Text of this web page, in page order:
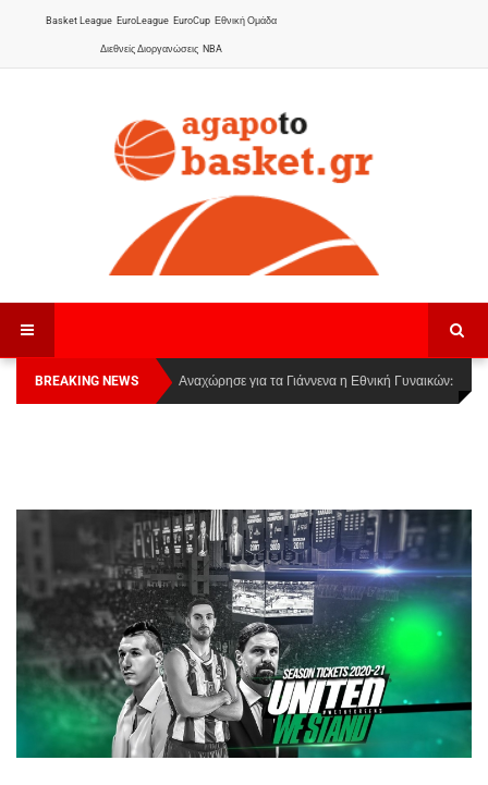
Basket League EuroLeague EuroCup Εθνική Ομάδα
Διεθνείς Διοργανώσεις NBA
BREAKING NEWS
Οι Πάνθηρες Καβάλας στην Women Basketball
League 1
Αναχώρησε για τα Γιάννενα η Εθνική Γυναικών